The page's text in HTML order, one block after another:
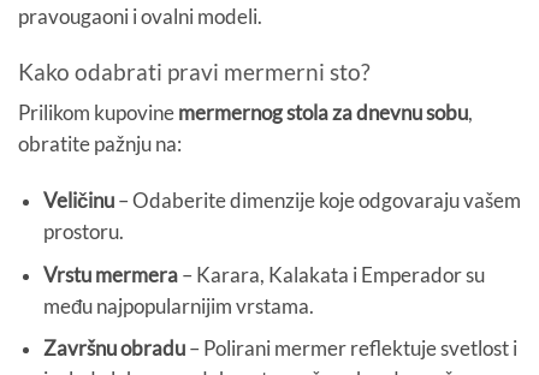
pravougaoni i ovalni modeli.
Kako odabrati pravi mermerni sto?
Prilikom kupovinemermernog stola za dnevnu sobu,
obratite pažnju na:
Veličinu– Odaberite dimenzije koje odgovaraju vašem
prostoru.
Vrstu mermera– Karara, Kalakata i Emperador su
među najpopularnijim vrstama.
Završnu obradu– Polirani mermer reflektuje svetlost i